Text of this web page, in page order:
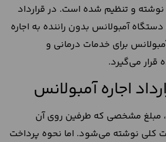
نوشته و تنظیم شده است. در قرارداد
آمبولانس بدون راننده به اجاره
برای خدمات درمانی و
قرار می‌گیرد.
اجاره آمبولانس
مبلغ مشخصی که طرفین روی آن
کلی نوشته می‌شود. اما نحوه پرداخت